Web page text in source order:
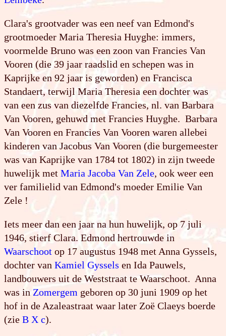
Clara's grootvader was een neef van Edmond's
grootmoeder Maria Theresia Huyghe: immers,
voormelde Bruno was een zoon van Francies Van
Vooren (die 39 jaar raadslid en schepen was in
Kaprijke en 92 jaar is geworden) en Francisca
Standaert, terwijl Maria Theresia een dochter was
van een zus van diezelfde Francies, nl. van Barbara
Van Vooren, gehuwd met Francies Huyghe. Barbara
Van Vooren en Francies Van Vooren waren allebei
kinderen van Jacobus Van Vooren (die burgemeester
was van Kaprijke van 1784 tot 1802) in zijn tweede
huwelijk met Maria Jacoba Van Zele, ook weer een
ver familielid van Edmond's moeder Emilie Van
Zele !
Iets meer dan een jaar na hun huwelijk, op 7 juli
1946, stierf Clara. Edmond hertrouwde in
Waarschoot op 17 augustus 1948 met Anna Gyssels,
dochter van Kamiel Gyssels en Ida Pauwels,
landbouwers uit de Weststraat te Waarschoot. Anna
was in Zomergem geboren op 30 juni 1909 op het
hof in de Azaleastraat waar later Zoë Claeys boerde
(zie B X c).